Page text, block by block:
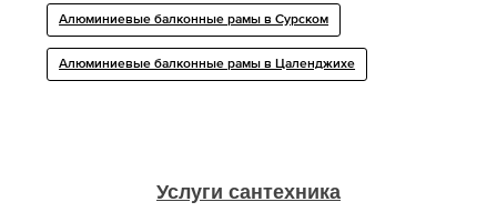
Алюминиевые балконные рамы в Сурском
Алюминиевые балконные рамы в Цаленджихе
Услуги сантехника